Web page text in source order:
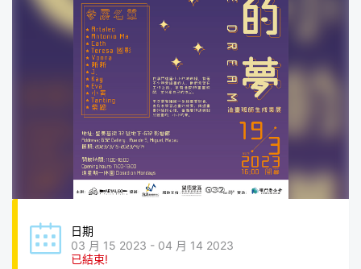
日期
03 月 15 2023 - 04 月 14 2023
已結束!